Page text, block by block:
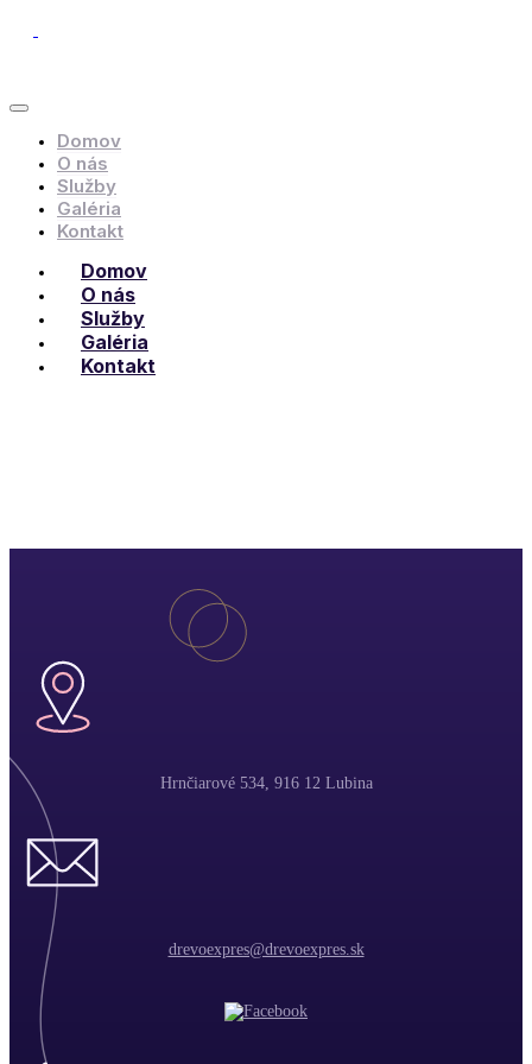
Domov
O nás
Služby
Galéria
Kontakt
Domov
O nás
Služby
Galéria
Kontakt
Hrnčiarové 534, 916 12 Lubina
drevoexpres@drevoexpres.sk